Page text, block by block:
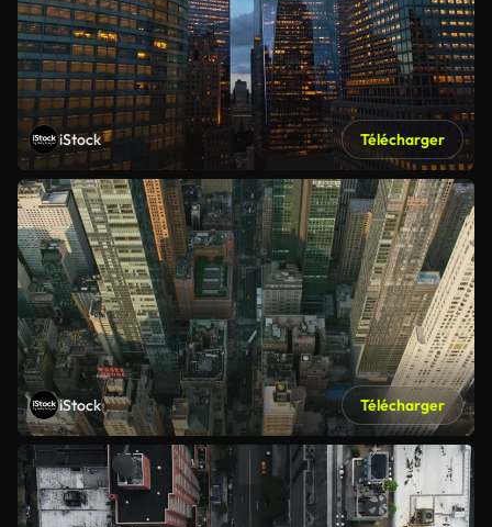
iStock Télécharger
iStock Télécharger